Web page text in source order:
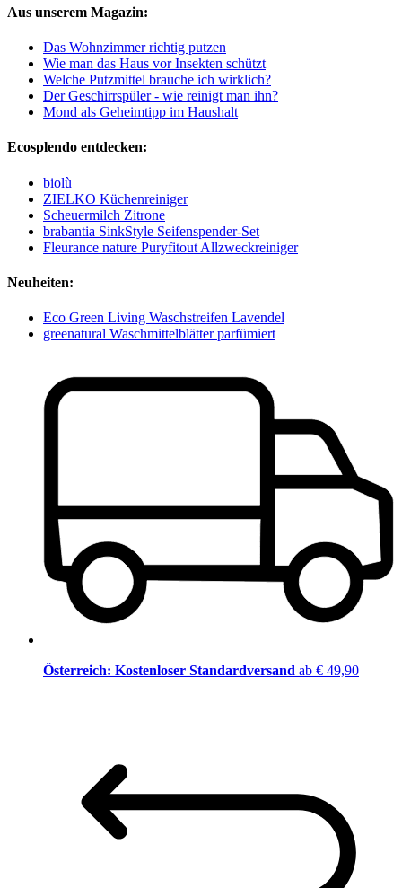
Aus unserem Magazin:
Das Wohnzimmer richtig putzen
Wie man das Haus vor Insekten schützt
Welche Putzmittel brauche ich wirklich?
Der Geschirrspüler - wie reinigt man ihn?
Mond als Geheimtipp im Haushalt
Ecosplendo entdecken:
biolù
ZIELKO Küchenreiniger
Scheuermilch Zitrone
brabantia SinkStyle Seifenspender-Set
Fleurance nature Puryfitout Allzweckreiniger
Neuheiten:
Eco Green Living Waschstreifen Lavendel
greenatural Waschmittelblätter parfümiert
Österreich: Kostenloser Standardversand ab € 49,90